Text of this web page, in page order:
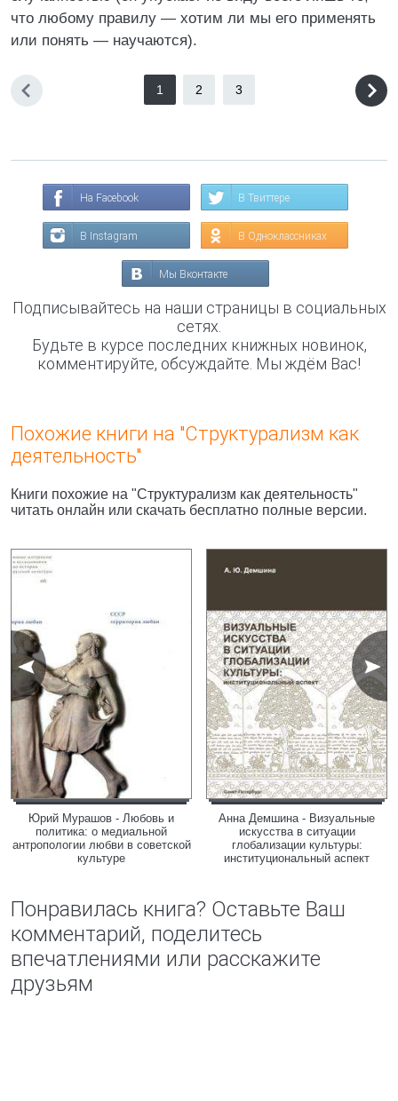
что любому правилу — хотим ли мы его применять
или понять — научаются).
1 2 3
На Facebook В Твиттере
В Instagram В Одноклассниках
Мы Вконтакте
Подписывайтесь на наши страницы в социальных
сетях.
Будьте в курсе последних книжных новинок,
комментируйте, обсуждайте. Мы ждём Вас!
Похожие книги на "Структурализм как
деятельность"
Книги похожие на "Структурализм как деятельность"
читать онлайн или скачать бесплатно полные версии.
Юрий Мурашов - Любовь и
политика: о медиальной
антропологии любви в советской
культуре
Анна Демшина - Визуальные
искусства в ситуации
глобализации культуры:
институциональный аспект
Понравилась книга? Оставьте Ваш
комментарий, поделитесь
впечатлениями или расскажите
друзьям